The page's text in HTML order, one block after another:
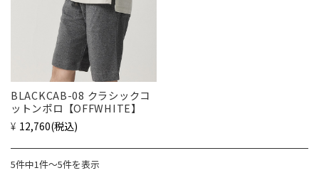
BLACKCAB-08 クラシックコ
ットンポロ【OFFWHITE】
¥12,760(税込)
5件中1件〜5件を表示